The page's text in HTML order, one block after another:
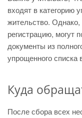
входят в категорию
жительство. Однако,
регистрацию, могут
документы из
упрощенного списка
Куда
После сбора всех